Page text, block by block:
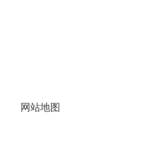
网站地图